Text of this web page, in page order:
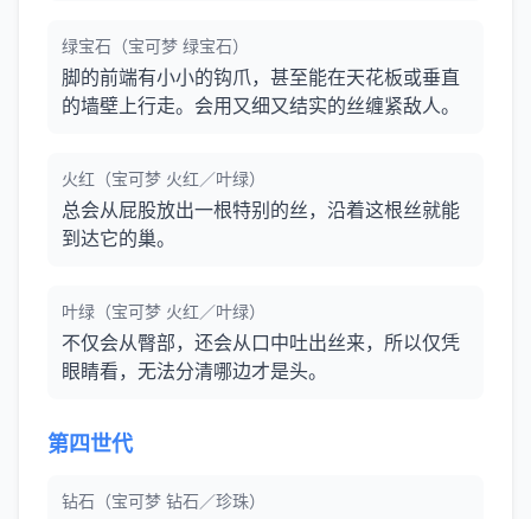
绿宝石（宝可梦 绿宝石）
脚的前端有小小的钩爪，甚至能在天花板或垂直
的墙壁上行走。会用又细又结实的丝缠紧敌人。
火红（宝可梦 火红／叶绿）
总会从屁股放出一根特别的丝，沿着这根丝就能
到达它的巢。
叶绿（宝可梦 火红／叶绿）
不仅会从臀部，还会从口中吐出丝来，所以仅凭
眼睛看，无法分清哪边才是头。
第四世代
钻石（宝可梦 钻石／珍珠）